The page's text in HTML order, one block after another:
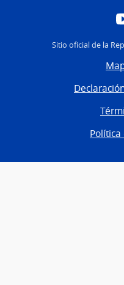
Sitio oficial de la